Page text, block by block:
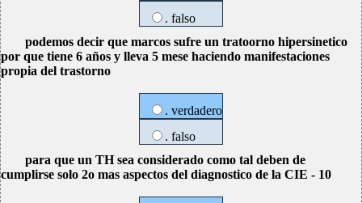
. falso
podemos decir que marcos sufre un tratoorno hipersinetico
por que tiene 6 años y lleva 5 mese haciendo manifestaciones
propia del trastorno
. verdadero
. falso
para que un TH sea considerado como tal deben de
cumplirse solo 2o mas aspectos del diagnostico de la CIE - 10